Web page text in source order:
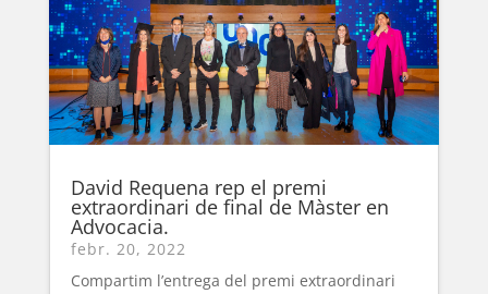
David Requena rep el premi
extraordinari de final de Màster en
Advocacia.
febr. 20, 2022
Compartim l’entrega del premi extraordinari